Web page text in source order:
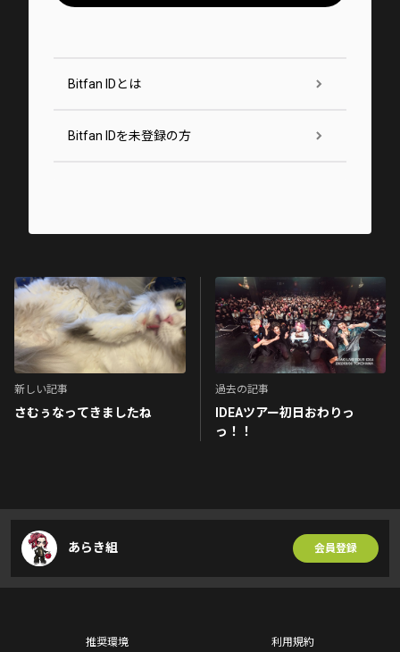
Bitfan IDとは
Bitfan IDを未登録の方
新しい記事
さむぅなってきましたね
過去の記事
IDEAツアー初日おわりっ
っ！！
あらき組 会員登録
推奨環境 利用規約